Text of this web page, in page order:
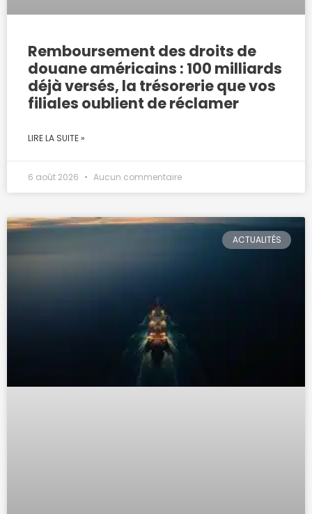
Remboursement des droits de
douane américains : 100 milliards
déjà versés, la trésorerie que vos
filiales oublient de réclamer
LIRE LA SUITE »
6 août 2026 Aucun commentaire
ACTUALITÉS